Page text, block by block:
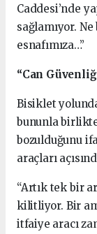
Caddesi’nde
sağlamıyor.
esnafımıza…”
“Can
Bisiklet
bununla
bozulduğunu
araçları
“Artık tek bir
kilitliyor. Bir
itfaiye aracı